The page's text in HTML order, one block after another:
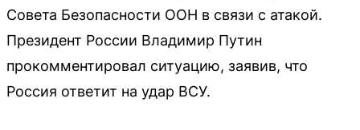
Совета Безопасности ООН в связи с атакой.
Президент России Владимир Путин
прокомментировал ситуацию, заявив, что
Россия ответит на удар ВСУ.